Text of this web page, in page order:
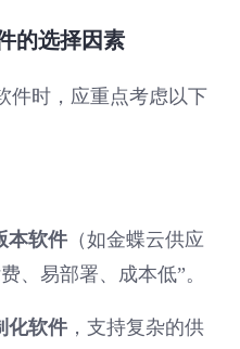
的选择因素
件时，应重点考虑以下
本软件 （如金蝶云供应
、易部署、成本低”。
化软件 ，支持复杂的供